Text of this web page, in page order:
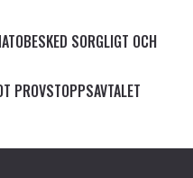
SORGLIGT OCH
PROVSTOPPSAVTALET